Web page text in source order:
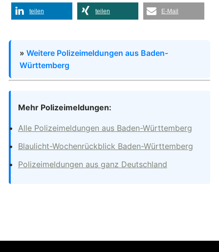
teilen teilen E-Mail
» Weitere Polizeimeldungen aus Baden-
Württemberg
Mehr Polizeimeldungen:
Alle Polizeimeldungen aus Baden-Württemberg
Blaulicht-Wochenrückblick Baden-Württemberg
Polizeimeldungen aus ganz Deutschland